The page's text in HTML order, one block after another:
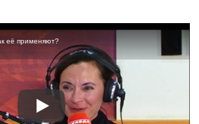
её применяют?